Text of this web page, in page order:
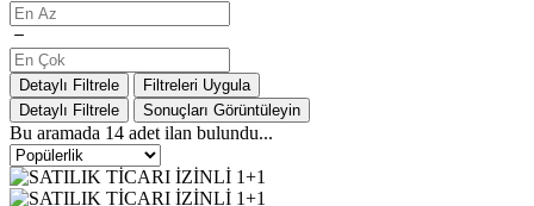
Detaylı Filtrele
Filtreleri Uygula
Detaylı Filtrele
Sonuçları Görüntüleyin
Bu aramada 14 adet ilan bulundu...